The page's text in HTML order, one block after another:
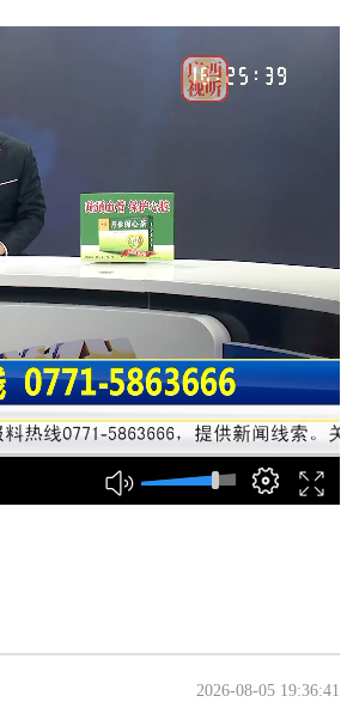
2026-08-05 19:36:41